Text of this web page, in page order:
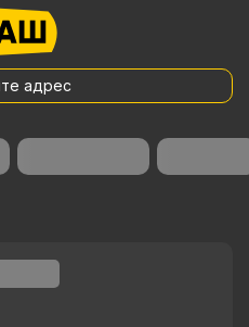
адрес